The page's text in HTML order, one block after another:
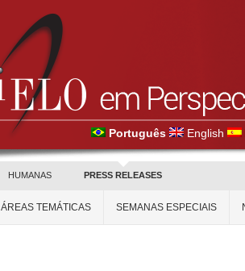
Português English
HUMANAS PRESS RELEASES
ÁREAS TEMÁTICAS SEMANAS ESPECIAIS